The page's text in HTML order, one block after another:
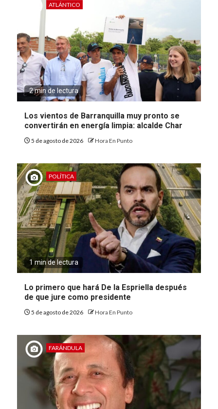
ATLÁNTICO
2 min de lectura
Los vientos de Barranquilla muy pronto se
convertirán en energía limpia: alcalde Char
5 de agosto de 2026 Hora En Punto
POLÍTICA
1 min de lectura
Lo primero que hará De la Espriella después
de que jure como presidente
5 de agosto de 2026 Hora En Punto
FARÁNDULA